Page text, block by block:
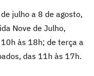
julho a 8 de agosto,
Nove de Julho,
às 18h; de terça a
das 11h às 17h.